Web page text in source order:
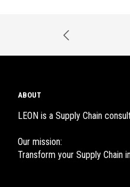
ABOUT
LEON is a Supply Chain
Our mission:
Transform your Supply Chain